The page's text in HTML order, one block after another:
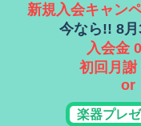
新規入会キャン
今なら!! 8
入会金
初回月謝
or
楽器プレゼ